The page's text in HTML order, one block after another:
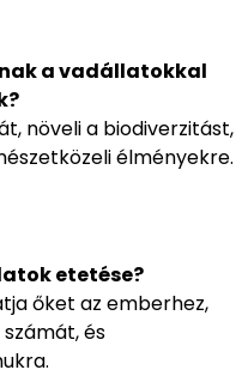
a vadállatokkal
növeli a biodiverzitást,
élményekre.
etetése?
őket az emberhez,
és